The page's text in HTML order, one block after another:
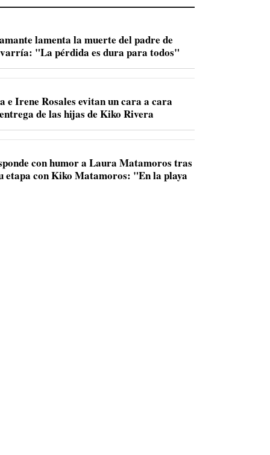
lamenta la muerte del padre de
"La pérdida es dura para todos"
e Irene Rosales evitan un cara a cara
de las hijas de Kiko Rivera
con humor a Laura Matamoros tras
etapa con Kiko Matamoros: "En la playa